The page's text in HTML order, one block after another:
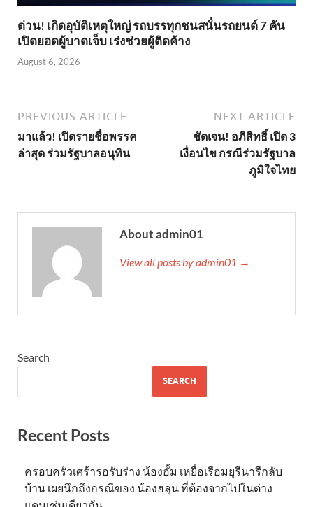
ด่วน! เกิดอุบัติเหตุใหญ่ รถบรรทุกชนสนั่นรถยนต์ 7 คัน
เปิดยอดผู้บาดเจ็บ เร่งช่วยผู้ติดค้าง
August 6, 2026
PREVIOUS ARTICLE
มาแล้ว! เปิดรายชื่อพรรค
ล่าสุด ร่วมรัฐบาลอนุทิน
NEXT ARTICLE
ชัดเจน! อภิสิทธิ์ เปิด 3
เงื่อนไข กรณีร่วมรัฐบาล
ภูมิใจไทย
About admin01
View all posts by admin01 →
Search
SEARCH
Recent Posts
ครอบครัวเศร้ารอรับร่าง น้องอั้ม เหยื่อเรือมยุรีนารีกลับ
บ้าน เผยนึกถึงกรณีของ น้องฮลุน ที่ต้องจากไปในต่าง